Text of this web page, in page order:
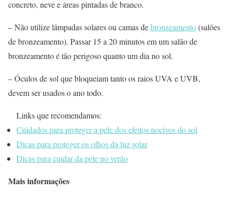
concreto, neve e áreas pintadas de branco.
– Não utilize lâmpadas solares ou camas debronzeamento(salões
de bronzeamento). Passar 15 a 20 minutos em um salão de
bronzeamento é tão perigoso quanto um dia no sol.
– Óculos de sol que bloqueiam tanto os raios UVA e UVB,
devem ser usados o ano todo.
Links que recomendamos:
Cuidados para proteger a pele dos efeitos nocivos do sol
Dicas para proteger os olhos da luz solar
Dicas para cuidar da pele no verão
Mais informações